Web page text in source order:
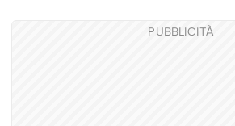
PUBBLICITÀ